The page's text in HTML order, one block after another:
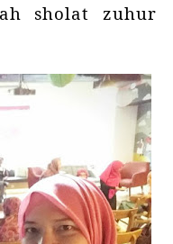
sholat zuhur